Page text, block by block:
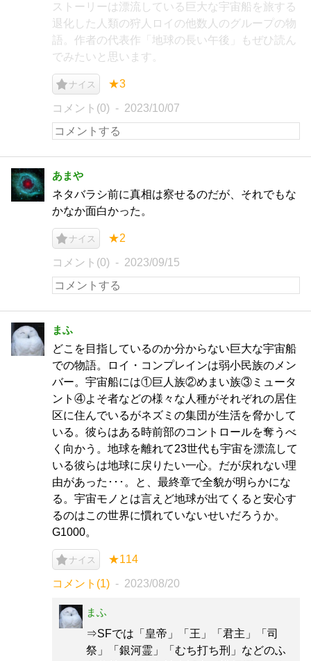
ストーリーは漂流している巨大な宇宙船を旅する
退化した人類の狩人ロイの他数人のグループの物
語。作者の代表作「地球の長い午後」もぜひ読ん
でみたいと思います。
ナイス ★3
コメント(0) 2023/10/07
あまや
ネタバラシ前に真相は察せるのだが、それでもな
かなか面白かった。
ナイス ★2
コメント(0) 2023/09/15
まふ
どこを目指しているのか分からない巨大な宇宙船
での物語。ロイ・コンプレインは弱小民族のメン
バー。宇宙船には①巨人族②めまい族③ミュータ
ント④よそ者などの様々な人種がそれぞれの居住
区に住んでいるがネズミの集団が生活を脅かして
いる。彼らはある時前部のコントロールを奪うべ
く向かう。地球を離れて23世代も宇宙を漂流して
いる彼らは地球に戻りたい一心。だが戻れない理
由があった･･･。と、最終章で全貌が明らかにな
る。宇宙モノとは言えど地球が出てくると安心す
るのはこの世界に慣れていないせいだろうか。
G1000。
ナイス ★114
コメント(1) 2023/08/20
まふ
⇒SFでは「皇帝」「王」「君主」「司
祭」「銀河霊」「むち打ち刑」などのふ